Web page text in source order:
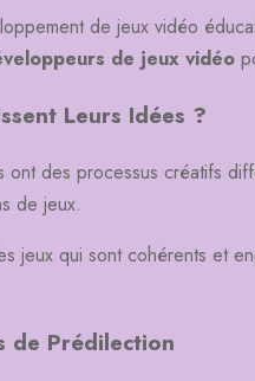
de jeux vidéo
de jeux vidéo
Leurs Idées ?
des processus créatifs
de jeux.
jeux qui sont cohérents et
de Prédilection